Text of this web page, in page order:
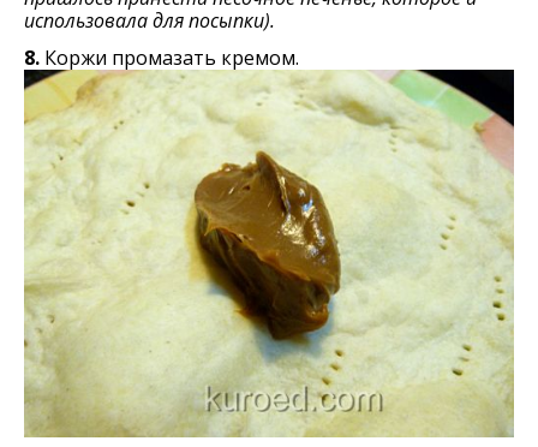
использовала для посыпки).
8. Коржи промазать кремом.